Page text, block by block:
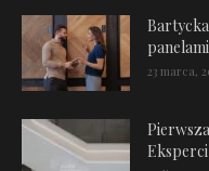
23 marca,